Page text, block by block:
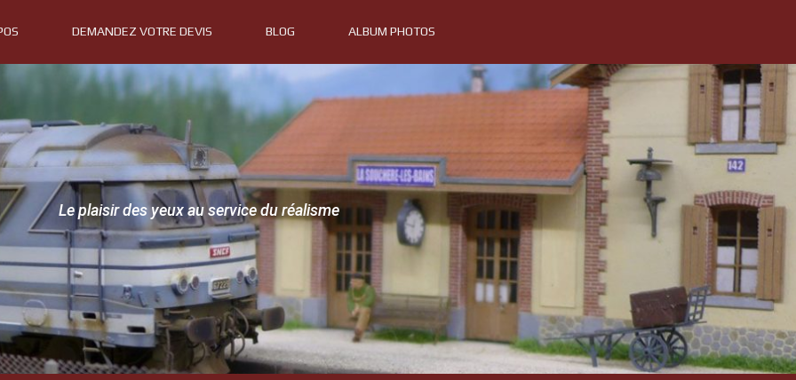
DEMANDEZ VOTRE DEVIS BLOG ALBUM PHOTOS
Le plaisir des yeux au service du réalisme